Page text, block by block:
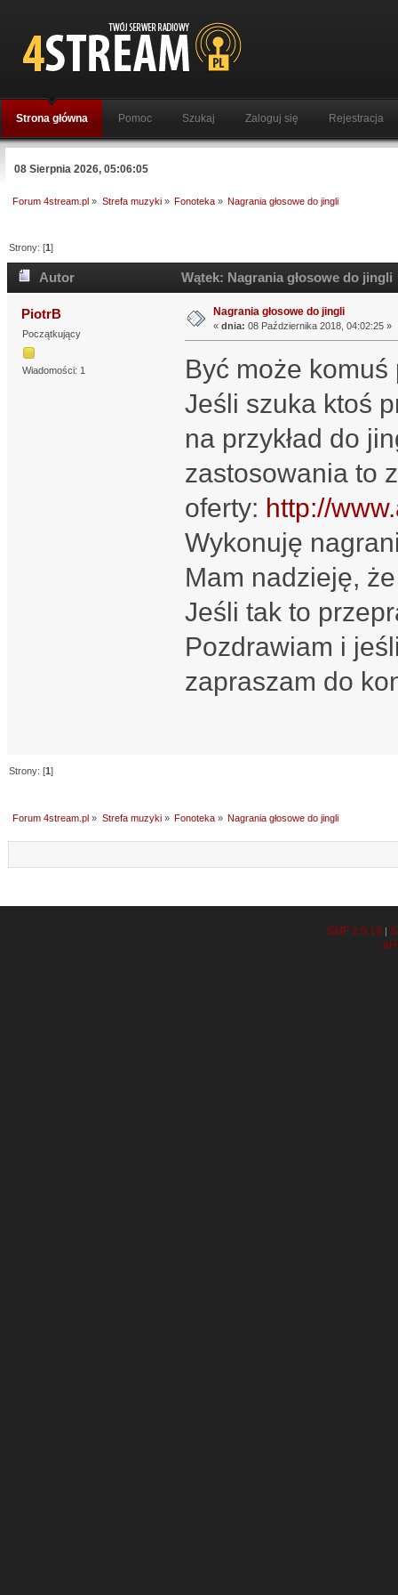
Strona główna Pomoc Szukaj Zaloguj się Rejestracja
08 Sierpnia 2026, 05:06:05
Forum 4stream.pl » Strefa muzyki» Fonoteka» Nagrania głosowe do jingli
Strony: [1]
Autor Wątek: Nagrania głosowe do
PiotrB
Początkujący
Wiadomości: 1
Nagrania głosowe do jingli
« dnia: 08 Października 2018, 04:02:25 »
Być może komuś
Jeśli szuka ktoś
na przykład do
zastosowania to
oferty: http://
Wykonuję
Mam nadzieję,
Jeśli tak to
Pozdrawiam i
zapraszam do
Strony: [1]
Forum 4stream.pl » Strefa muzyki» Fonoteka» Nagrania głosowe do jingli
SMF 2.0.19 |